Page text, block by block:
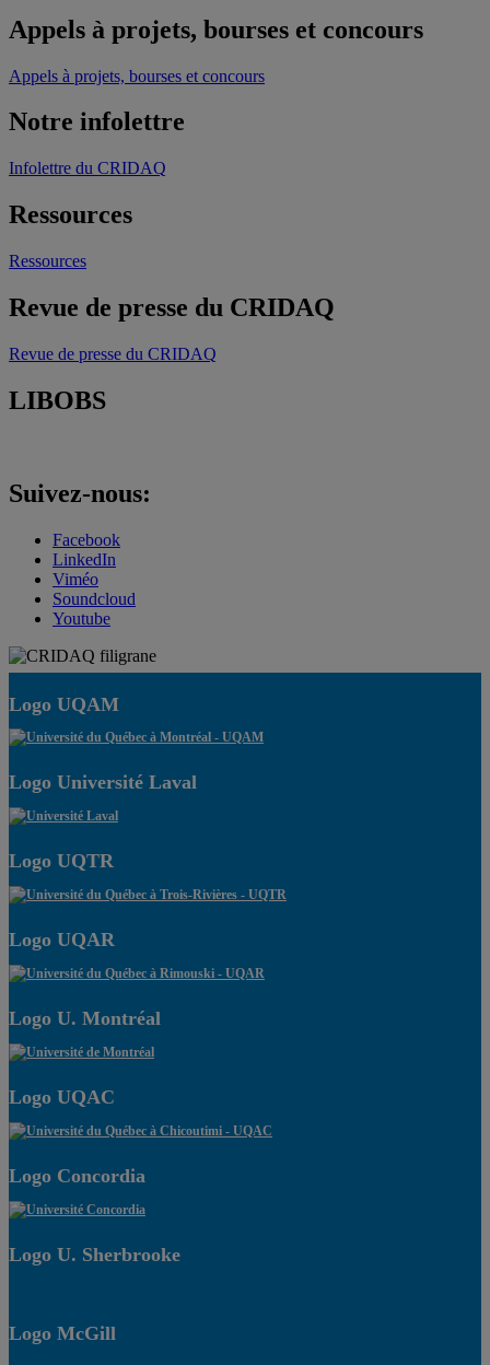
Appels à projets, bourses et concours
Appels à projets, bourses et concours
Notre infolettre
Infolettre du CRIDAQ
Ressources
Ressources
Revue de presse du CRIDAQ
Revue de presse du CRIDAQ
LIBOBS
Suivez-nous:
Facebook
LinkedIn
Viméo
Soundcloud
Youtube
Logo UQAM
Logo Université Laval
Logo UQTR
Logo UQAR
Logo U. Montréal
Logo UQAC
Logo Concordia
Logo U. Sherbrooke
Logo McGill